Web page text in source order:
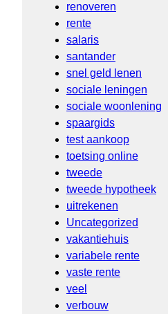
renoveren
rente
salaris
santander
snel geld lenen
sociale leningen
sociale woonlening
spaargids
test aankoop
toetsing online
tweede
tweede hypotheek
uitrekenen
Uncategorized
vakantiehuis
variabele rente
vaste rente
veel
verbouw